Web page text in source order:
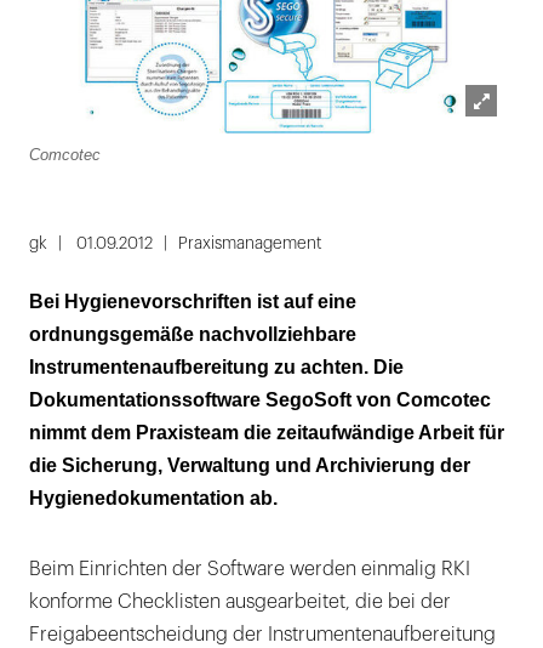
Comcotec
gk 01.09.2012 Praxismanagement
Bei Hygienevorschriften ist auf eine
ordnungsgemäße nachvollziehbare
Instrumentenaufbereitung zu achten. Die
Dokumentationssoftware SegoSoft von Comcotec
nimmt dem Praxisteam die zeitaufwändige Arbeit für
die Sicherung, Verwaltung und Archivierung der
Hygienedokumentation ab.
Beim Einrichten der Software werden einmalig RKI
konforme Checklisten ausgearbeitet, die bei der
Freigabeentscheidung der Instrumentenaufbereitung